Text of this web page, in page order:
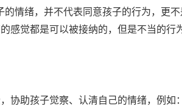
情绪，并不代表同意孩子的行为，更
感觉都是可以被接纳的，但是不当的行
协助孩子觉察、认清自己的情绪，例如